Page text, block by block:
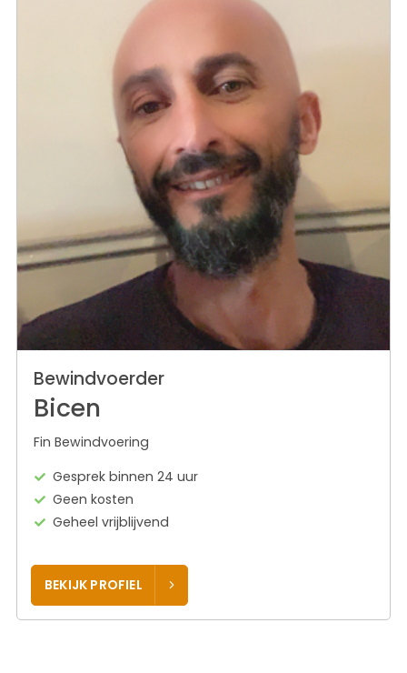
Bewindvoerder
Bicen
Fin Bewindvoering
Gesprek binnen 24 uur
Geen kosten
Geheel vrijblijvend
BEKIJK PROFIEL